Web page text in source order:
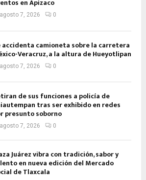
en Apizaco
agosto 7, 2026 0
accidenta camioneta sobre la carretera
Veracruz, a la altura de Hueyotlipan
agosto 7, 2026 0
de sus funciones a policía de
tras ser exhibido en redes
presunto soborno
agosto 7, 2026 0
Juárez vibra con tradición, sabor y
en nueva edición del Mercado
de Tlaxcala